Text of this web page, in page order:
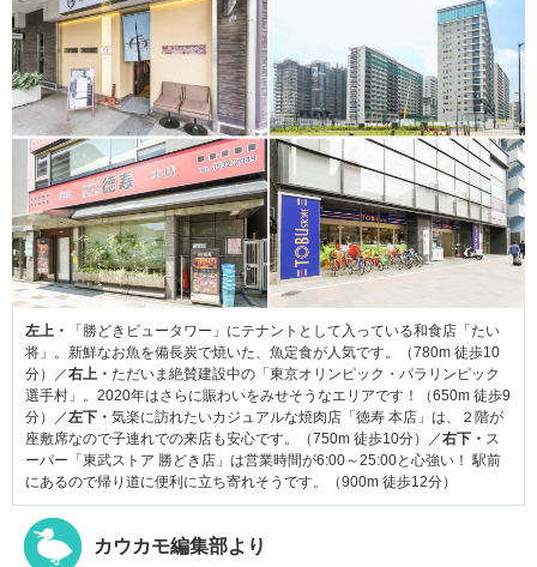
左上・
「勝どきビュータワー」にテナントとして入っている和食店「たい
将」。新鮮なお魚を備長炭で焼いた、魚定食が人気です。（780m 徒歩10
分）／右上・ ただいま絶賛建設中の「東京オリンピック・パラリンピック
選手村」。2020年はさらに賑わいをみせそうなエリアです！（650m 徒歩9
分）／左下・ 気楽に訪れたいカジュアルな焼肉店「徳寿 本店」は、２階が
座敷席なので子連れでの来店も安心です。（750m 徒歩10分）／右下・ ス
ーパー「東武ストア 勝どき店」は営業時間が6:00～25:00と心強い！ 駅前
にあるので帰り道に便利に立ち寄れそうです。（900m 徒歩12分）
カウカモ編集部より